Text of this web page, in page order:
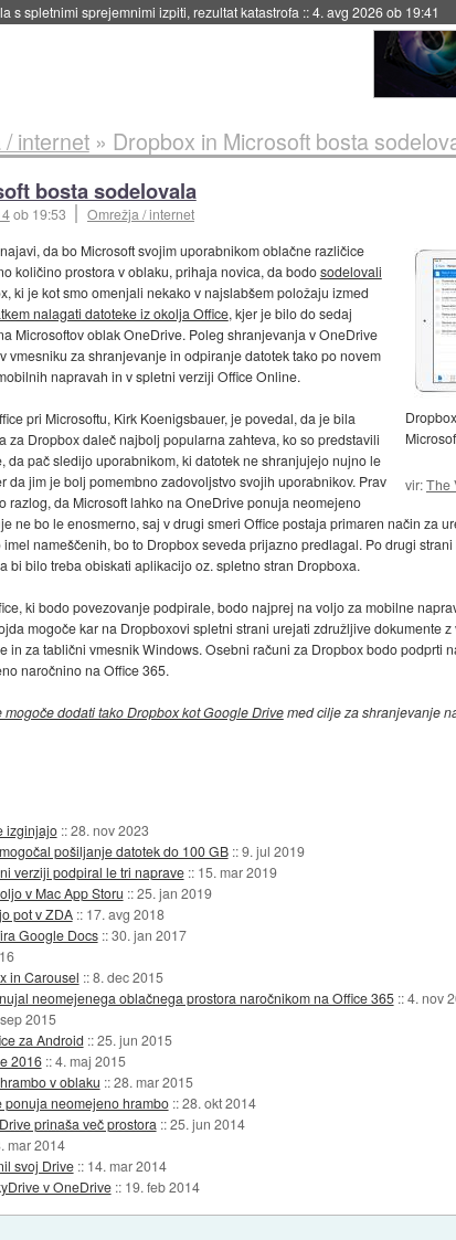
razvija svojo raketo za večkratno uporabo::4. avg 2026 ob 19:41
internet» Dropbox in Microsoft bosta
bosta sodelovala
ob 19:53 Omrežja / internet
vir:The
da bo Microsoft svojim uporabnikom oblačne različice
količino prostora v oblaku, prihaja novica, da bodosodelovali
ki je kot smo omenjali nekako v najslabšem položaju izmed
nalagati datoteke iz okolja Office, kjer je bilo do sedaj
Microsoftov oblak OneDrive. Poleg shranjevanja v OneDrive
vmesniku za shranjevanje in odpiranje datotek tako po novem
napravah in v spletni verziji Office Online.
pri Microsoftu, Kirk Koenigsbauer, je povedal, da je bila
za Dropbox daleč najbolj popularna zahteva, ko so predstavili
da pač sledijo uporabnikom, ki datotek ne shranjujejo nujno le
da jim je bolj pomembno zadovoljstvo svojih uporabnikov. Prav
razlog, da Microsoft lahko na OneDrive ponuja neomejeno
ne bo le enosmerno, saj v drugi smeri Office postaja primaren način za
nameščenih, bo to Dropbox seveda prijazno predlagal. Po drugi
bi bilo treba obiskati aplikacijo oz. spletno stran Dropboxa.
ki bodo povezovanje podpirale, bodo najprej na voljo za mobilne
mogoče kar na Dropboxovi spletni strani urejati združljive dokumente
in za tablični vmesnik Windows. Osebni računi za Dropbox bodo podprti
naročnino na Office 365.
mogoče dodati tako Dropbox kot Google Drivemed cilje za shranjevanje
izginjajo ::28. nov 2023
pošiljanje datotek do 100 GB ::9. jul 2019
verziji podpiral le tri naprave :: 15. mar 2019
v Mac App Storu ::25. jan 2019
pot v ZDA :: 17. avg 2018
Google Docs ::30. jan 2017
in Carousel ::8. dec 2015
neomejenega oblačnega prostora naročnikom na Office 365 ::4. nov
2015
za Android ::25. jun 2015
2016 ::4. maj 2015
v oblaku ::28. mar 2015
ponuja neomejeno hrambo ::28. okt 2014
prinaša več prostora ::25. jun 2014
mar 2014
svoj Drive :: 14. mar 2014
v OneDrive :: 19. feb 2014